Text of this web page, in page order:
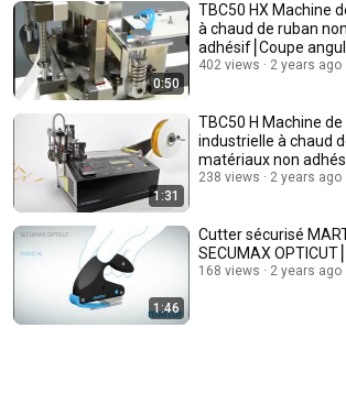
0:50
TBC50 HX Machine
à chaud de ruban non
adhésif⎮Coupe
DERFI
402 views 2 years ago
1:31
TBC50 H Machine de découpe
industrielle à chaud
matériaux non
238 views 2 years ago
1:46
Cutter sécurisé
SECUMAX OPTICUT⎮
168 views 2 years ago